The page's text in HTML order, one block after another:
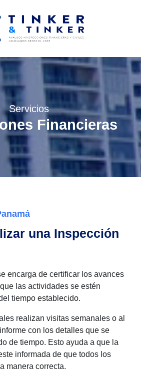
Servicios
Financieras
una Inspección
encarga de certificar los avances
las actividades se estén
tiempo establecido.
realizan visitas semanales o al
con los detalles que se
de tiempo. Esto ayuda a que la
informada de que todos los
manera correcta.